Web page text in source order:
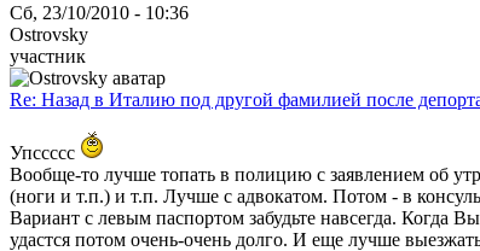
Сб, 23/10/2010 - 10:36
Ostrovsky
участник
Re: Назад в Италию под другой фамилией после
Упссссс
Вообще-то лучше топать в полицию с заявлением об
(ноги и т.п.) и т.п. Лучше с адвокатом. Потом - в
Вариант с левым паспортом забудьте навсегда. Когда
удастся потом очень-очень долго. И еще лучше